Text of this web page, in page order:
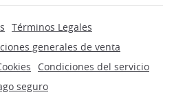
Términos Legales
generales de venta
Condiciones del servicio
seguro